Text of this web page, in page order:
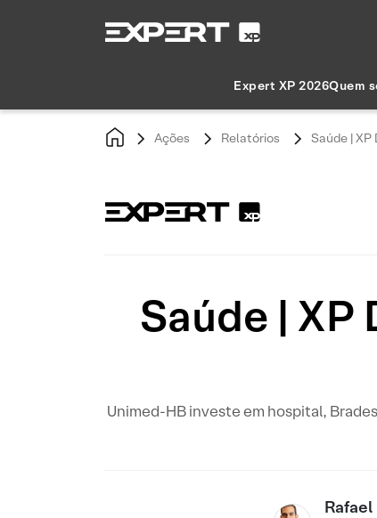
Expert XP 2026Quem
Ações Relatórios Saúde |
Saúde | XP
Unimed-HB investe em hospital,
Rafael